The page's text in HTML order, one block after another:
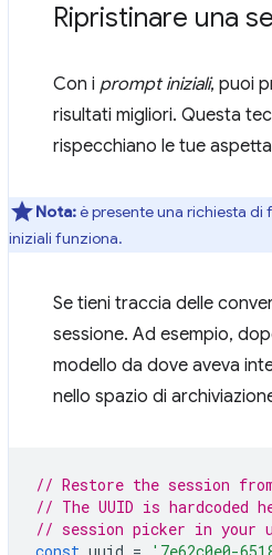
Ripristinare una
Con i prompt iniziali, puoi
risultati migliori. Questa
rispecchiano le tue
Nota:è presente una richiesta di
iniziali funziona.
Se tieni traccia delle
sessione. Ad esempio,
modello da dove aveva
nello spazio di
// Restore the session
// The UUID is hardcoded
// session picker in your